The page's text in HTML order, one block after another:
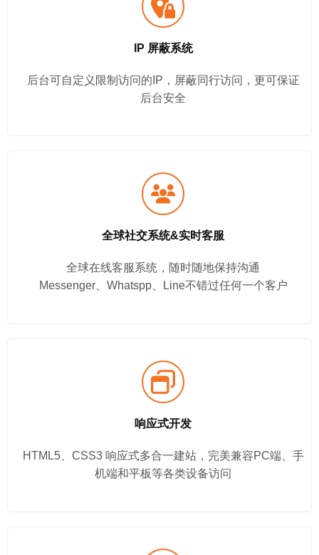
IP 屏蔽系统
后台可自定义限制访问的IP，屏蔽同行访问，更可保证
后台安全
全球社交系统&实时客服
全球在线客服系统，随时随地保持沟通
Messenger、Whatspp、Line不错过任何一个客户
响应式开发
HTML5、CSS3 响应式多合一建站，完美兼容PC端、手
机端和平板等各类设备访问